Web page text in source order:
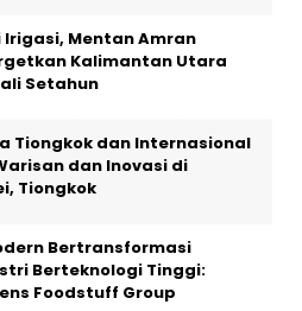
Irigasi, Mentan Amran
Kalimantan Utara
Setahun
Tiongkok dan Internasional
dan Inovasi di
Tiongkok
Bertransformasi
Berteknologi Tinggi:
Foodstuff Group